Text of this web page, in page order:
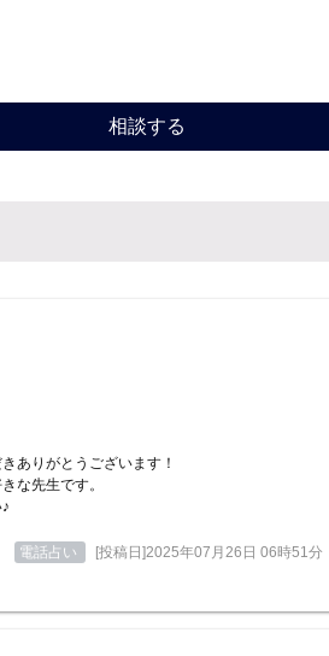
相談する
ありがとうございます！
な先生です。
電話占い [投稿日]2025年07月26日 06時51分